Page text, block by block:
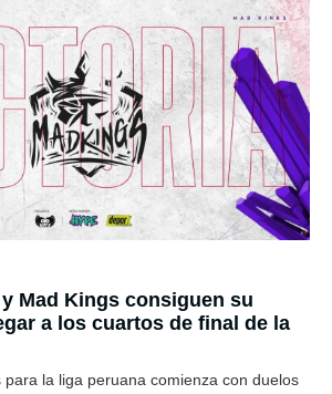
Mad Kings consiguen su
a los cuartos de final de la
para la liga peruana comienza con duelos